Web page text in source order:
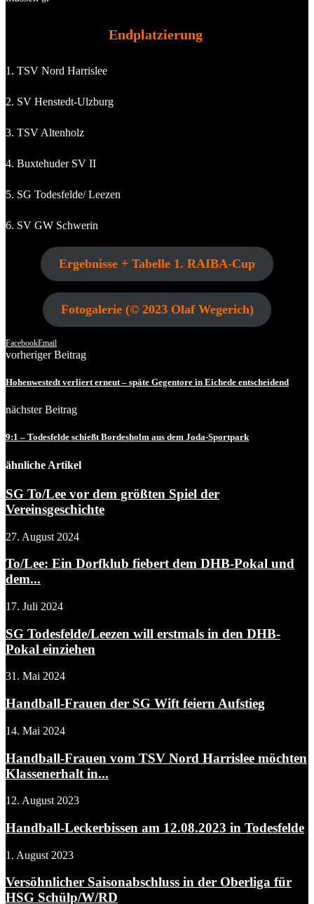
Endplatzierung
1. TSV Nord Harrislee
2. SV Henstedt-Ulzburg
3. TSV Altenholz
4. Buxtehuder SV II
5. SG Todesfelde/ Leezen
6. SV GW Schwerin
Ergebnisse + Tabelle 1. RAIBA-Cup
Fotogalerie (© 2023 Olaf Wegerich)
FacebookEmail
vorheriger Beitrag
Hohenwestedt verliert erneut – späte Gegentore in Eichede entscheidend
nächster Beitrag
9:1 – Todesfelde schießt Bordesholm aus dem Joda-Sportpark
ähnliche Artikel
SG To/Lee vor dem größten Spiel der
Vereinsgeschichte
27. August 2024
To/Lee: Ein Dorfklub fiebert dem DHB-Pokal und
dem...
17. Juli 2024
SG Todesfelde/Leezen will erstmals in den DHB-
Pokal einziehen
31. Mai 2024
Handball-Frauen der SG Wift feiern Aufstieg
14. Mai 2024
Handball-Frauen vom TSV Nord Harrislee möchten
Klassenerhalt in...
12. August 2023
Handball-Leckerbissen am 12.08.2023 in Todesfelde
1. August 2023
Versöhnlicher Saisonabschluss in der Oberliga für
HSG Schülp/W/RD